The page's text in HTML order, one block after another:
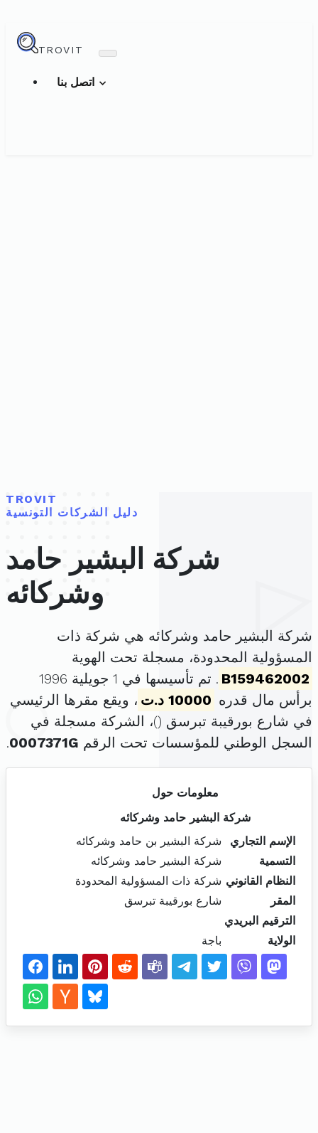
TROVIT
TROVIT
دليل الشركات التونسية
شركة البشير حامد
وشركائه
شركة البشير حامد وشركائه هي شركة ذات
المسؤولية المحدودة، مسجلة تحت الهوية
B159462002
. تم تأسيسها في 1 جويلية 1996
برأس مال قدره 10000 د.ت
، ويقع مقرها الرئيسي
في شارع بورقيبة تبرسق ()، الشركة مسجلة في
السجل الوطني للمؤسسات تحت الرقم 0007371G
.
معلومات حول
شركة البشير حامد وشركائه
الإسم التجاري
شركة البشير بن حامد وشركائه
التسمية
شركة البشير حامد وشركائه
النظام القانوني شركة ذات المسؤولية المحدودة
المقر
شارع بورقيبة تبرسق
الترقيم البريدي
الولاية
باجة